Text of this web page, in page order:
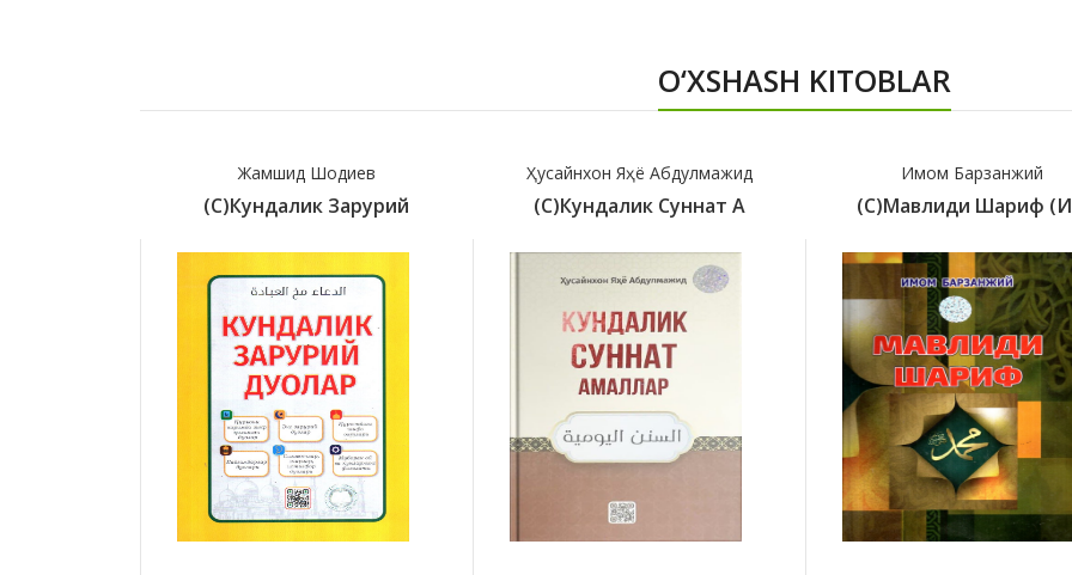
O‘XSHASH KITOBLAR
Жамшид Шодиев
(с)Кундалик Зарурий
Ҳусайнхон Яҳё Абдулмажид
(с)Кундалик Суннат А
Имом Барзанжий
(с)Мавлиди Шариф